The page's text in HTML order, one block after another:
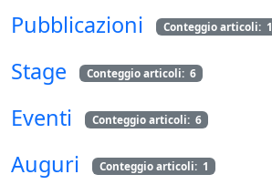
Pubblicazioni Conteggio articoli: 1
Stage Conteggio articoli: 6
Eventi Conteggio articoli: 6
Auguri Conteggio articoli: 1